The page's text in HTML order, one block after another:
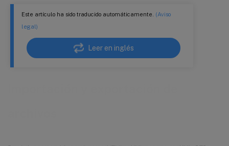
Este artículo ha sido traducido automáticamente. (Aviso
legal)
Leer en inglés